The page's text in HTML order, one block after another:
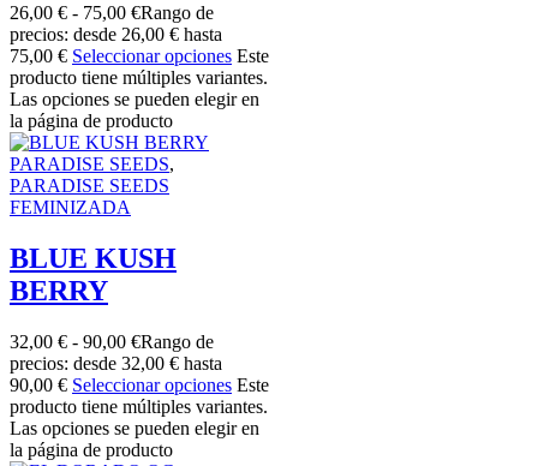
26,00 € - 75,00 €Rango de
precios: desde 26,00 € hasta
75,00 € Seleccionar opciones Este
producto tiene múltiples variantes.
Las opciones se pueden elegir en
la página de producto
PARADISE SEEDS,
PARADISE SEEDS
FEMINIZADA
BLUE KUSH
BERRY
32,00 € - 90,00 €Rango de
precios: desde 32,00 € hasta
90,00 € Seleccionar opciones Este
producto tiene múltiples variantes.
Las opciones se pueden elegir en
la página de producto